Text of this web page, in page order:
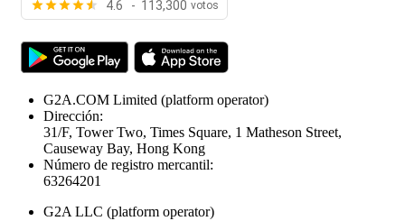
4.6 - 113,300 votos
G2A.COM Limited (platform operator)
Dirección:
31/F, Tower Two, Times Square, 1 Matheson Street,
Causeway Bay, Hong Kong
Número de registro mercantil:
63264201
G2A LLC (platform operator)